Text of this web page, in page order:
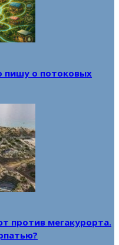
пишу о потоковых
против мегакурорта.